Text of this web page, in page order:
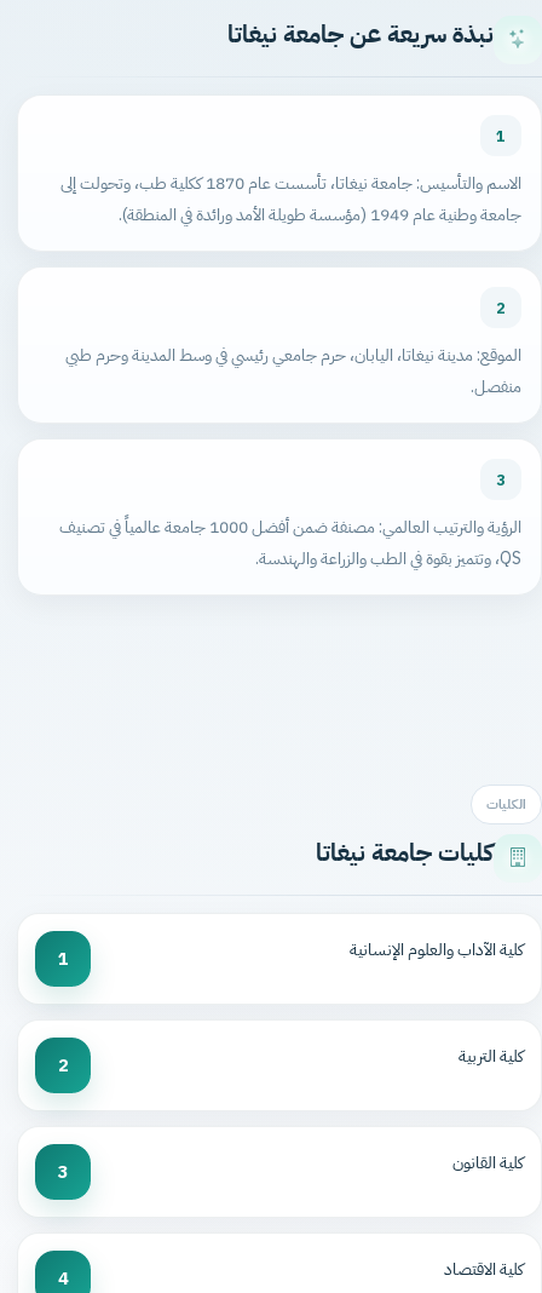
نبذة سريعة عن جامعة نيغاتا
1
الاسم والتأسيس: جامعة نيغاتا، تأسست عام 1870 ككلية طب، وتحولت إلى
جامعة وطنية عام 1949 (مؤسسة طويلة الأمد ورائدة في المنطقة).
2
الموقع: مدينة نيغاتا، اليابان، حرم جامعي رئيسي في وسط المدينة وحرم طبي
منفصل.
3
الرؤية والترتيب العالمي: مصنفة ضمن أفضل 1000 جامعة عالمياً في تصنيف
QS، وتتميز بقوة في الطب والزراعة والهندسة.
الكليات
كليات جامعة نيغاتا
كلية الآداب والعلوم الإنسانية 1
كلية التربية 2
كلية القانون 3
كلية الاقتصاد 4